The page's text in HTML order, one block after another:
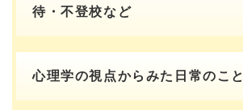
待・不登校など
心理学の視点からみた日常のこと